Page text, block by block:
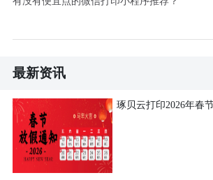
最新资讯
琢贝云打印2026年春